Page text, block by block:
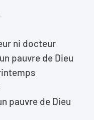
ni docteur
pauvre de Dieu
pauvre de Dieu